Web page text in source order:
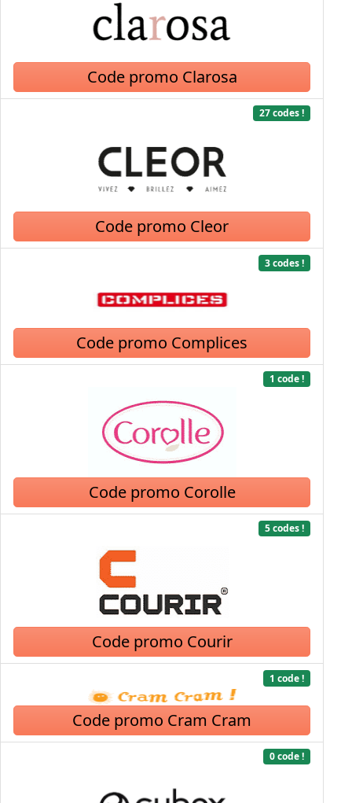
Code promo Clarosa
27 codes !
Code promo Cleor
3 codes !
Code promo Complices
1 code !
Code promo Corolle
5 codes !
Code promo Courir
1 code !
Code promo Cram Cram
0 code !